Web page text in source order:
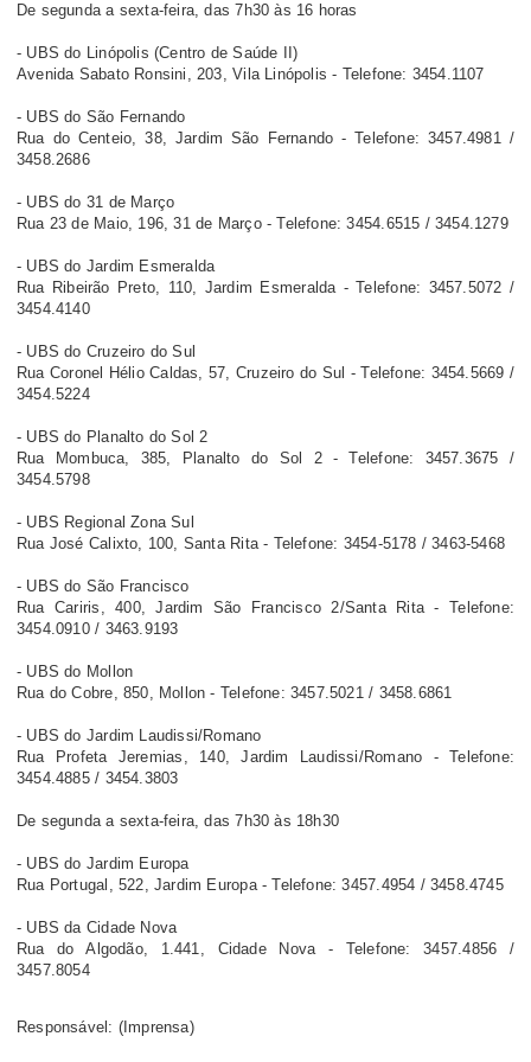
De segunda a sexta-feira, das 7h30 às 16 horas
- UBS do Linópolis (Centro de Saúde II)
Avenida Sabato Ronsini, 203, Vila Linópolis - Telefone: 3454.1107
- UBS do São Fernando
Rua do Centeio, 38, Jardim São Fernando - Telefone: 3457.4981 /
3458.2686
- UBS do 31 de Março
Rua 23 de Maio, 196, 31 de Março - Telefone: 3454.6515 / 3454.1279
- UBS do Jardim Esmeralda
Rua Ribeirão Preto, 110, Jardim Esmeralda - Telefone: 3457.5072 /
3454.4140
- UBS do Cruzeiro do Sul
Rua Coronel Hélio Caldas, 57, Cruzeiro do Sul - Telefone: 3454.5669 /
3454.5224
- UBS do Planalto do Sol 2
Rua Mombuca, 385, Planalto do Sol 2 - Telefone: 3457.3675 /
3454.5798
- UBS Regional Zona Sul
Rua José Calixto, 100, Santa Rita - Telefone: 3454-5178 / 3463-5468
- UBS do São Francisco
Rua Cariris, 400, Jardim São Francisco 2/Santa Rita - Telefone:
3454.0910 / 3463.9193
- UBS do Mollon
Rua do Cobre, 850, Mollon - Telefone: 3457.5021 / 3458.6861
- UBS do Jardim Laudissi/Romano
Rua Profeta Jeremias, 140, Jardim Laudissi/Romano - Telefone:
3454.4885 / 3454.3803
De segunda a sexta-feira, das 7h30 às 18h30
- UBS do Jardim Europa
Rua Portugal, 522, Jardim Europa - Telefone: 3457.4954 / 3458.4745
- UBS da Cidade Nova
Rua do Algodão, 1.441, Cidade Nova - Telefone: 3457.4856 /
3457.8054
Responsável: (Imprensa)